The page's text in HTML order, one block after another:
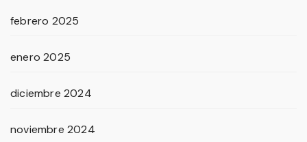
febrero 2025
enero 2025
diciembre 2024
noviembre 2024